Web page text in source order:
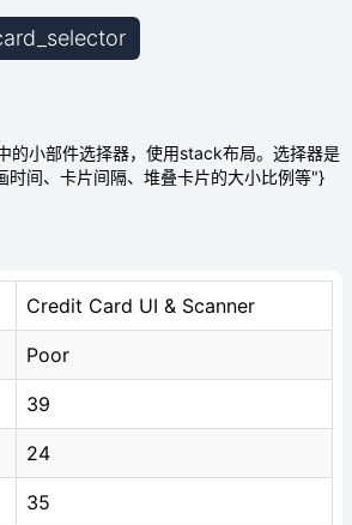
小部件选择器，使用stack布局。选择器是
时间、卡片间隔、堆叠卡片的大小比例等"}
Credit Card UI & Scanner
Poor
39
24
35